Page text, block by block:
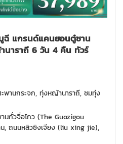
ฉี แกรนด์แคนยอนตู๋ซาน
นาราถี 6 วัน 4 คืน ทัวร์
พานกระจก, ทุ่งหญ้านาราถี, ชมทุ่ง
นกั่วจื่อโกว (The Guozigou
, ถนนหลิวซิงเจียง (liu xing jie),